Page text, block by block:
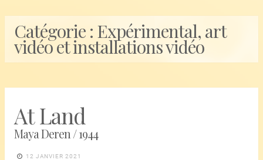
Catégorie : Expérimental, art
vidéo et installations vidéo
At Land
Maya Deren / 1944
12 JANVIER 2021